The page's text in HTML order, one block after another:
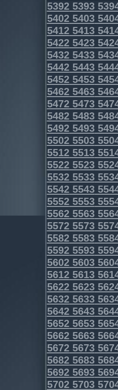
53925393
54025403
54125413
54225423
54325433
54425443
54525453
54625463
54725473
54825483
54925493
55025503
55125513
55225523
55325533
55425543
55525553
55625563
55725573
55825583
55925593
56025603
56125613
56225623
56325633
56425643
56525653
56625663
56725673
56825683
56925693
57025703